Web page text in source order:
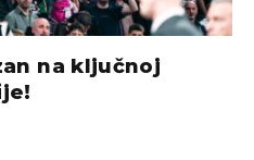
na ključnoj